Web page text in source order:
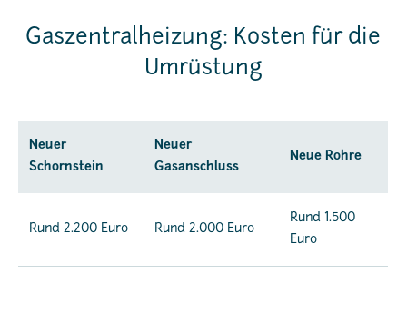
Gaszentralheizung: Kosten für die
Umrüstung
Neuer
Schornstein
Neuer
Gasanschluss
Neue Rohre
Rund 2.200 Euro Rund 2.000 Euro
Rund 1.500
Euro